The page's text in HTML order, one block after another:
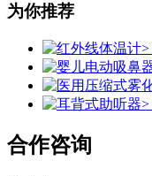
为你推荐
合作咨询